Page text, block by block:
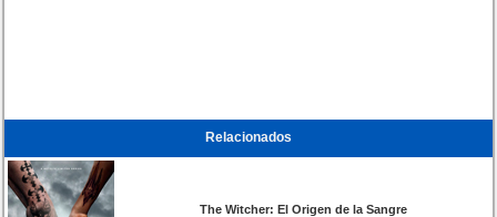
Relacionados
The Witcher: El Origen de la Sangre